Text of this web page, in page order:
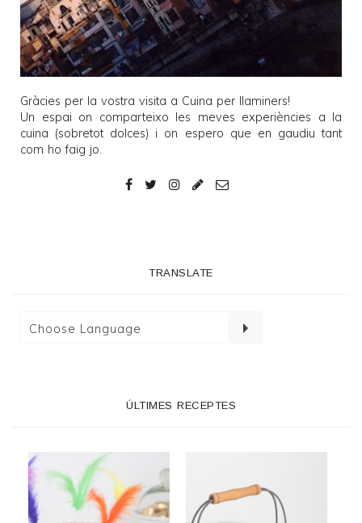
Gràcies per la vostra visita a Cuina per llaminers!
Un espai on comparteixo les meves experiències a la
cuina (sobretot dolces) i on espero que en gaudiu tant
com ho faig jo.
TRANSLATE
ÚLTIMES RECEPTES